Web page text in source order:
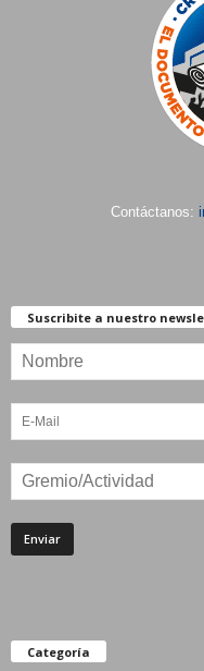
Contáctanos:
Suscribite a nuestro
Categoría